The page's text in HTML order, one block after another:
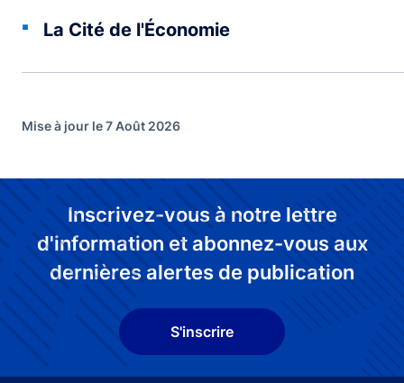
La Cité de l'Économie
Mise à jour le 7 Août 2026
Inscrivez-vous à notre lettre
d'information et abonnez-vous aux
dernières alertes de publication
S'inscrire